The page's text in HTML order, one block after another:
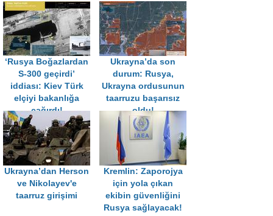
‘Rusya Boğazlardan
S-300 geçirdi’
iddiası: Kiev Türk
elçiyi bakanlığa
çağırdı!
Ukrayna’da son
durum: Rusya,
Ukrayna ordusunun
taarruzu başarısız
oldu!
Ukrayna’dan Herson
ve Nikolayev'e
taarruz girişimi
Kremlin: Zaporojya
için yola çıkan
ekibin güvenliğini
Rusya sağlayacak!